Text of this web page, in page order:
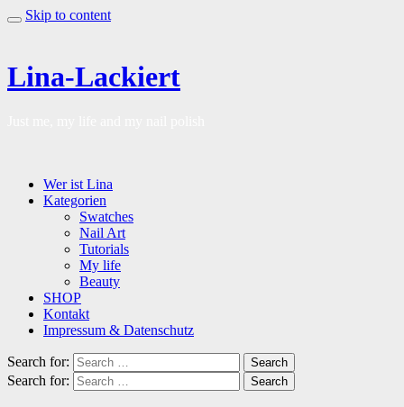
Skip to content
Lina-Lackiert
Wer ist Lina
Kategorien
Swatches
Nail Art
Tutorials
My life
Beauty
SHOP
Kontakt
Impressum & Datenschutz
Search for: Search
Search for: Search